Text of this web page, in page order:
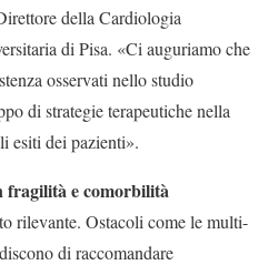
della Cardiologia
di Pisa. «Ci auguriamo che
osservati nello studio
di strategie terapeutiche nella
esiti dei pazienti».
fragilità e comorbilità
rilevante. Ostacoli come le multi-
di raccomandare